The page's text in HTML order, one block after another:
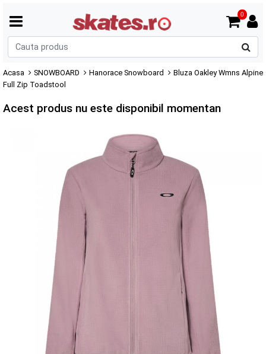
0
Acasa SNOWBOARD Hanorace Snowboard
Bluza Oakley Wmns Alpine
Full Zip Toadstool
Acest produs nu este disponibil momentan